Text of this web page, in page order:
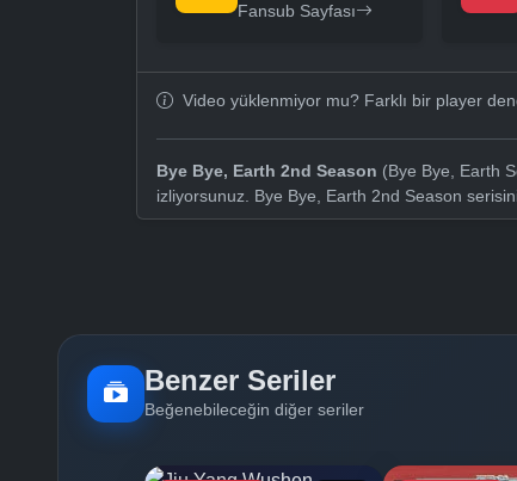
Fansub Sayfası
Video yüklenmiyor mu? Farklı bir player
Bye Bye, Earth 2nd Season (Bye Bye, Earth
izliyorsunuz. Bye Bye, Earth 2nd Season
Benzer Seriler
Beğenebileceğin diğer seriler